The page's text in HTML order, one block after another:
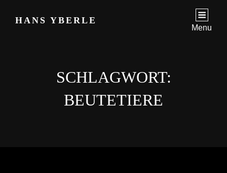
HANS YBERLE
Menu
SCHLAGWORT:
BEUTETIERE